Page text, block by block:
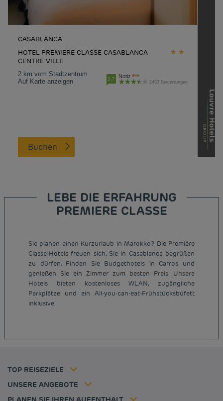
CASABLANCA
HOTEL PREMIERE CLASSE CASABLANCA
CENTRE VILLE
2 km vom Stadtzentrum
Auf Karte anzeigen
3.7 Notiz
2453 Bewertungen
Buchen
LEBE DIE ERFAHRUNG
PREMIERE CLASSE
Sie planen einen Kurzurlaub in Marokko? Die Première
Classe-Hotels freuen sich, Sie in Casablanca begrüßen
zu dürfen. Finden Sie Budgethotels in Carros und
genießen Sie ein Zimmer zum besten Preis. Unsere
Hotels bieten kostenloses WLAN, zugängliche
Parkplätze und ein All-you-can-eat-Frühstücksbüfett
inklusive.
TOP REISEZIELE
Günstige Hotels Paris
Günstige Hotels Hannover
Günstige Hotels Frankreich
UNSERE ANGEBOTE
Mitgliedsrate
Impressum
Tax policy
Karriere